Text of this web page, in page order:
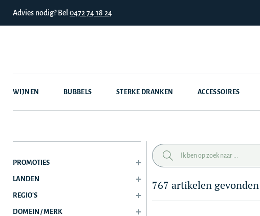
Advies nodig? Bel 0472 74 18 24
WIJNEN BUBBELS STERKE DRANKEN ACCESSOIRES
PROMOTIES
LANDEN
REGIO'S
DOMEIN / MERK
767 artikelen gevonden